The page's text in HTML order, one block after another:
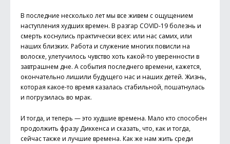
В последние несколько лет мы все живем с ощущением
наступления худших времен. В разгар COVID-19 болезнь и
смерть коснулись практически всех: или нас самих, или
наших близких. Работа и служение многих повисли на
волоске, улетучилось чувство хоть какой-то уверенности в
завтрашнем дне. А события последнего времени, кажется,
окончательно лишили будущего нас и наших детей. Жизнь,
которая какое-то время казалась стабильной, пошатнулась
и погрузилась во мрак.
И тогда, и теперь — это худшие времена. Мало кто способен
продолжить фразу Диккенса и сказать, что, как и тогда,
сейчас также и лучшие времена. Как же нам жить среди